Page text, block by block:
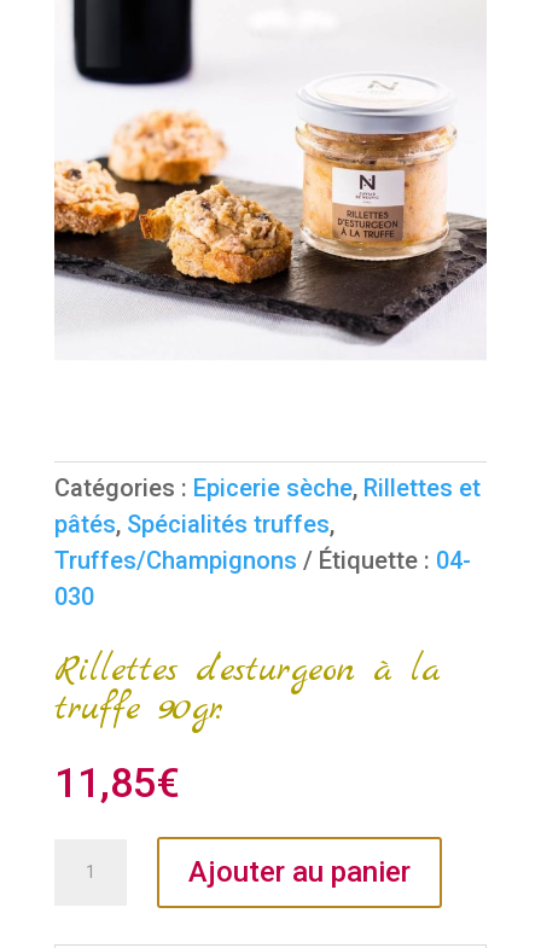
Catégories : Epicerie sèche, Rillettes et
pâtés, Spécialités truffes,
Truffes/Champignons
Étiquette : 04-
030
Rillettes d’esturgeon à la
truffe 90gr.
11,85€
Ajouter au panier